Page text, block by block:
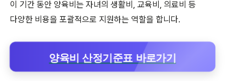
이 기간 동안 양육비는 자녀의 생활비, 교육비, 의료비 등
다양한 비용을 포괄적으로 지원하는 역할을 합니다.
양육비 산정기준표 바로가기